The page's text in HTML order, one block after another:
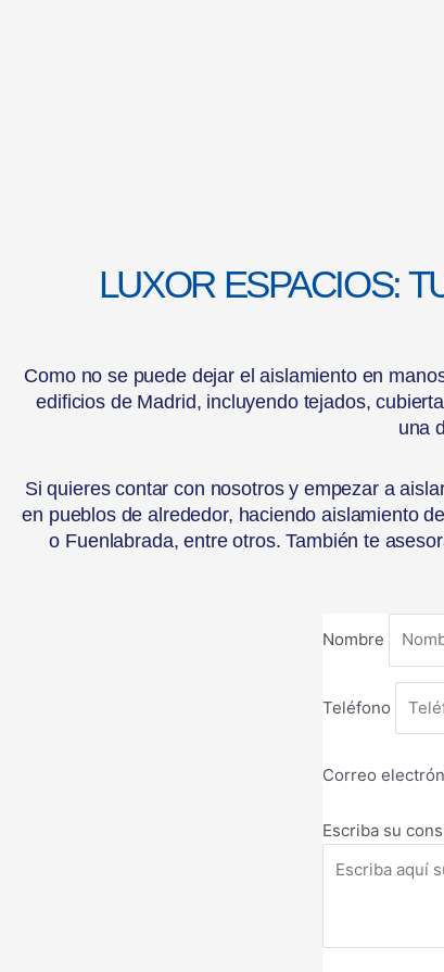
LUXOR ESPACIOS:
Como no se puede dejar el aislamiento en
edificios de Madrid, incluyendo tejados,
una
Si quieres contar con nosotros y empezar a
en pueblos de alrededor, haciendo aislamiento
o Fuenlabrada, entre otros. También te
Nombre
Teléfono
Correo
Escriba su